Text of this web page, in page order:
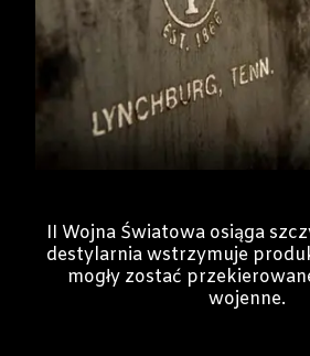
II Wojna Światowa osiąga
destylarnia wstrzymuje
mogły zostać
wojenne.